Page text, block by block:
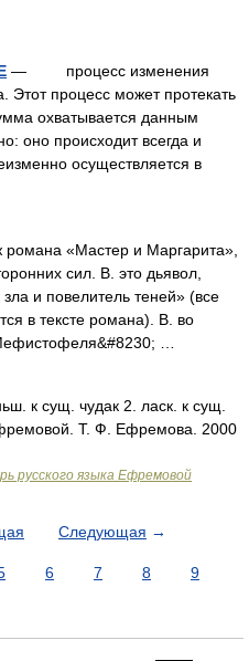
— процесс изменения
Этот процесс может протекать
охватывается данным
оно происходит всегда и
осуществляется в
«Мастер и Маргарита»,
сил. В. это дьявол,
и повелитель теней» (все
в тексте романа). В. во
…
к сущ. чудак 2. ласк. к сущ.
Т. Ф. Ефремова. 2000
русского языка Ефремовой
Следующая →
6 7 8
9